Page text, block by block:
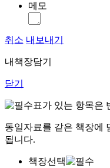
메모
취소 내보내기
내책장담기
닫기
표가 있는 항목은
동일자료를 같은 책장에
됩니다.
책장선택